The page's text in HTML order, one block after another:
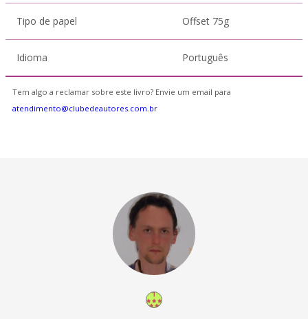
Tipo de papel Offset 75g
Idioma Português
Tem algo a reclamar sobre este livro? Envie um email para
atendimento@clubedeautores.com.br